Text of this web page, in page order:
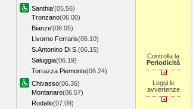
Santhia'(05.56)
Tronzano(06.00)
Bianze'(06.05)
Livorno Ferraris(06.10)
S.Antonino Di S. (06.15)
Saluggia(06.19)
Torrazza Piemonte(06.24)
Chivasso(06.36)
Montanaro(06.57)
Rodallo(07.09)
Controlla la
Periodicità
Leggi le
avvertenze